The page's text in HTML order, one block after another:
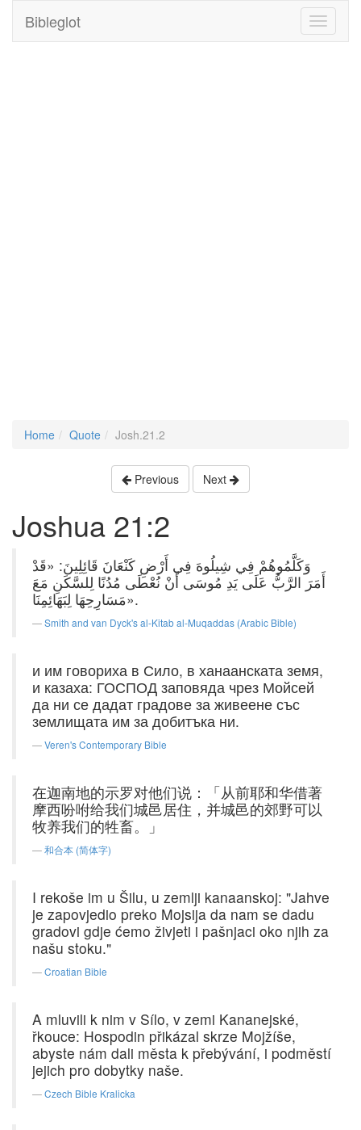
Toggle
Bibleglot
Home Quote Josh.21.2
Previous Next
Joshua 21:2
وَكَلَّمُوهُمْ فِي شِيلُوهَ فِي أَرْضِ كَنْعَانَ قَائِلِينَ: «قَدْ
أَمَرَ الرَّبُّ عَلَى يَدِ مُوسَى أَنْ نُعْطَى مُدُنًا لِلسَّكَنِ مَعَ
مَسَارِحِهَا لِبَهَائِمِنَا».
Smith and van Dyck's al-Kitab al-Muqaddas (Arabic Bible)
и им говориха в Сило, в ханаанската земя,
и казаха: ГОСПОД заповяда чрез Мойсей
да ни се дадат градове за живеене със
землищата им за добитъка ни.
Veren's Contemporary Bible
在迦南地的示罗对他们说：「从前耶和华借著
摩西吩咐给我们城邑居住，并城邑的郊野可以
牧养我们的牲畜。」
和合本 (简体字)
I rekoše im u Šilu, u zemlji kanaanskoj: "Jahve
je zapovjedio preko Mojsija da nam se dadu
gradovi gdje ćemo živjeti i pašnjaci oko njih za
našu stoku."
Croatian Bible
A mluvili k nim v Sílo, v zemi Kananejské,
řkouce: Hospodin přikázal skrze Mojžíše,
abyste nám dali města k přebývání, i podměstí
jejich pro dobytky naše.
Czech Bible Kralicka